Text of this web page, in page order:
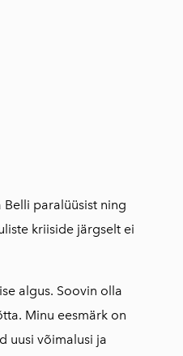
Belli paralüüsist ning
kriiside järgselt ei
algus. Soovin olla
Minu eesmärk on
uusi võimalusi ja